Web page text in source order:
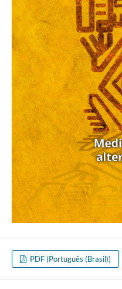
PDF (Português (Brasil))